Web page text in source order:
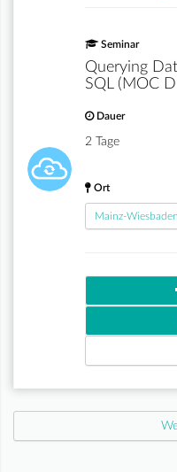
Seminar
Querying
SQL (MOC
Dauer
2 Tage
Ort
Mainz-Wiesbaden